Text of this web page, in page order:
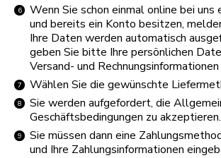
Wenn Sie schon einmal online bei uns
und bereits ein Konto besitzen,
Ihre Daten werden automatisch
geben Sie bitte Ihre persönlichen
Versand- und Rechnungsinformationen
Wählen Sie die gewünschte
Sie werden aufgefordert, die
Geschäftsbedingungen zu akzeptieren.
Sie müssen dann eine
und Ihre Zahlungsinformationen